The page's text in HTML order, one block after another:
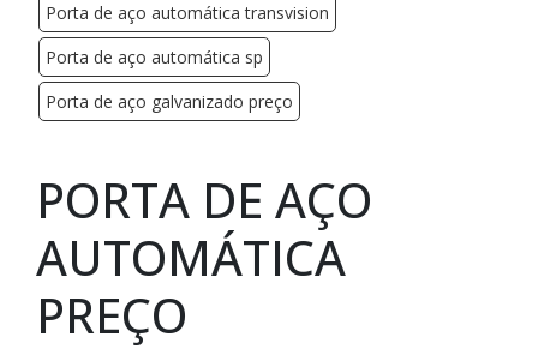
Porta de aço automática transvision
Porta de aço automática sp
Porta de aço galvanizado preço
PORTA DE AÇO
AUTOMÁTICA
PREÇO